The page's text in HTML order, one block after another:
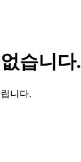
습니다.
니다.